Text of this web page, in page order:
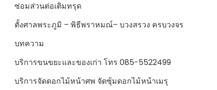
ซ่อมส่วนต่อเติมทรุด
ตั้งศาลพระภูมิ – พิธีพราหมณ์– บวงสรวง ครบวงจร
บทความ
บริการขนขยะและของเก่า โทร 085-5522499
บริการจัดดอกไม้หน้าศพ จัดซุ้มดอกไม้หน้าเมรุ